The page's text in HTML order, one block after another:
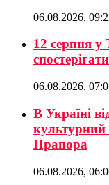
06.08.2026,
12 серпня у
06.08.2026,
В Україні
Прапора
06.08.2026,